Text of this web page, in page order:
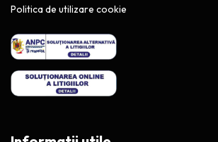
Politica de utilizare cookie